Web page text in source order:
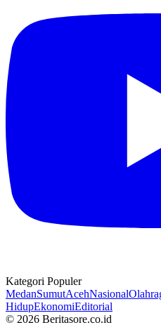
Kategori Populer
MedanSumutAcehNasional
HidupEkonomiEditorial
© 2026 Beritasore.co.id